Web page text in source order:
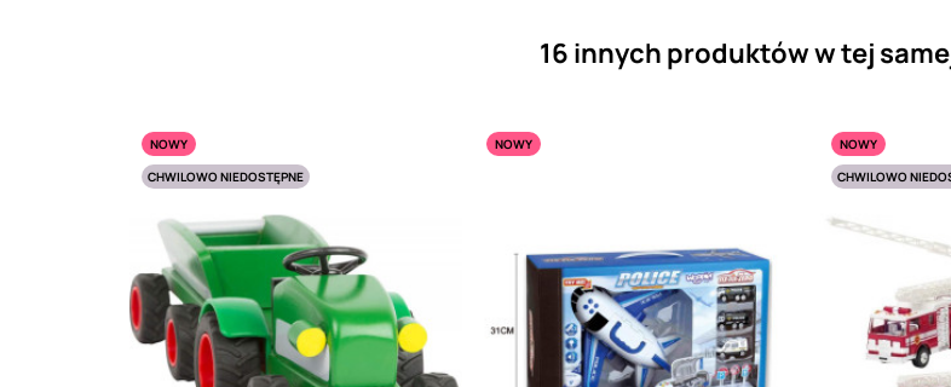
16 innych produktów w tej
NOWY
CHWILOWO NIEDOSTĘPNE
NOWY
NOWY
CHWILOWO